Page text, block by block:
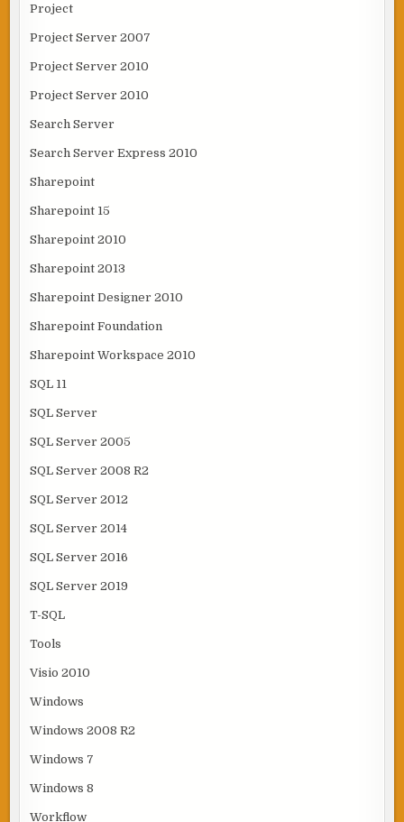
Project
Project Server 2007
Project Server 2010
Project Server 2010
Search Server
Search Server Express 2010
Sharepoint
Sharepoint 15
Sharepoint 2010
Sharepoint 2013
Sharepoint Designer 2010
Sharepoint Foundation
Sharepoint Workspace 2010
SQL 11
SQL Server
SQL Server 2005
SQL Server 2008 R2
SQL Server 2012
SQL Server 2014
SQL Server 2016
SQL Server 2019
T-SQL
Tools
Visio 2010
Windows
Windows 2008 R2
Windows 7
Windows 8
Workflow